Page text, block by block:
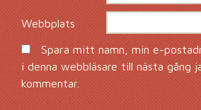
Webbplats
Spara mitt namn, min e-
i denna webbläsare till nästa gång
kommentar.